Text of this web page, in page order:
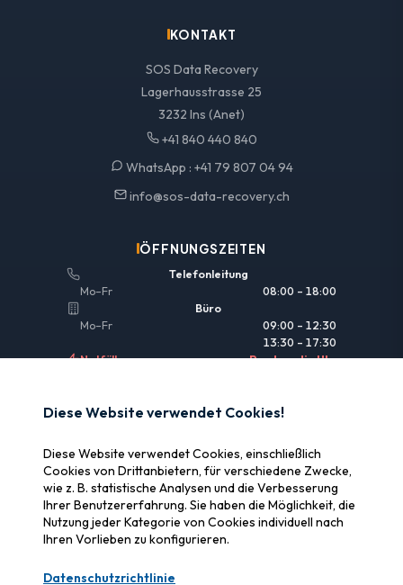
KONTAKT
SOS Data Recovery
Lagerhausstrasse 25
3232 Ins (Anet)
+41 840 440 840
WhatsApp : +41 79 807 04 94
info@sos-data-recovery.ch
ÖFFNUNGSZEITEN
Telefonleitung
Mo–Fr
08:00 – 18:00
Büro
Mo–Fr
09:00 – 12:30
13:30 – 17:30
Notfälle
Rund um die Uhr
NÜTZLICHE LINKS
Versicherung & Erstattung
Warum SOS Data Recovery
Cookies verwalten
ZERTIFIZIERUNGEN
Diese Website verwendet Cookies!
Diese Website verwendet Cookies, einschließlich
Cookies von Drittanbietern, für verschiedene Zwecke,
wie z. B. statistische Analysen und die Verbesserung
Ihrer Benutzererfahrung. Sie haben die Möglichkeit, die
Nutzung jeder Kategorie von Cookies individuell nach
Ihren Vorlieben zu konfigurieren.
Datenschutzrichtlinie